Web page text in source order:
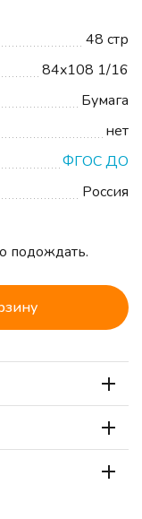
48 стр
84x108 1/16
Бумага
нет
ФГОС ДО
Россия
подождать.